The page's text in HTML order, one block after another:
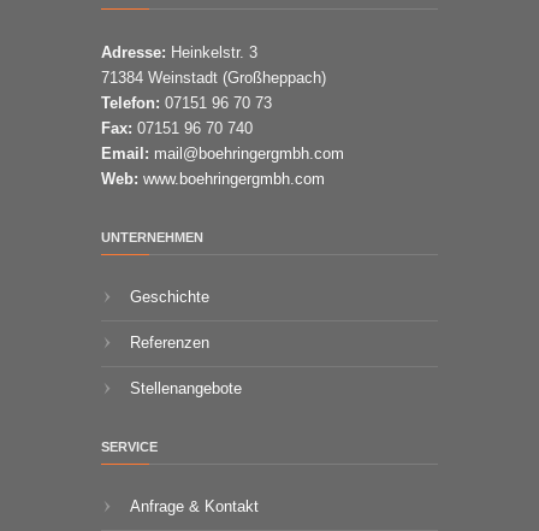
Adresse: Heinkelstr. 3
71384 Weinstadt (Großheppach)
Telefon: 07151 96 70 73
Fax: 07151 96 70 740
Email: mail@boehringergmbh.com
Web: www.boehringergmbh.com
UNTERNEHMEN
Geschichte
Referenzen
Stellenangebote
SERVICE
Anfrage & Kontakt